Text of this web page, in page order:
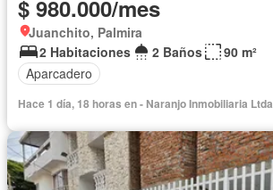
$ 980.000/mes
Juanchito, Palmira
2 Habitaciones
2 Baños
90 m²
Aparcadero
Hace 1 día, 18 horas en - Naranjo Inmobiliaria Ltda